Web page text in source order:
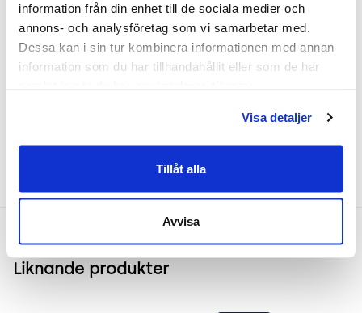
information från din enhet till de sociala medier och
annons- och analysföretag som vi samarbetar med.
Dessa kan i sin tur kombinera informationen med annan
information som du har tillhandahållit eller som de har
Visa detaljer
Tillåt alla
Avvisa
kundservice via Chat eller 010 – 750 09 40
Frakt & leverans
Liknande produkter